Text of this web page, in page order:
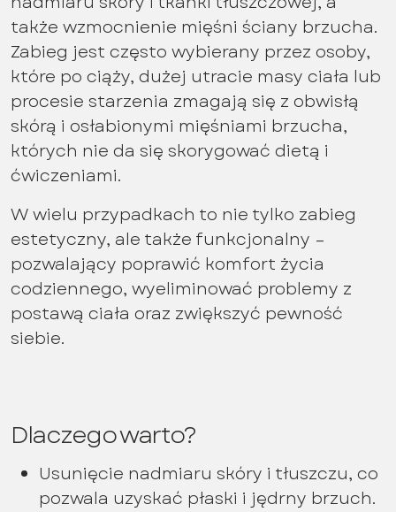
także wzmocnienie mięśni ściany brzucha.
Zabieg jest często wybierany przez osoby,
które po ciąży, dużej utracie masy ciała lub
procesie starzenia zmagają się z obwisłą
skórą i osłabionymi mięśniami brzucha,
których nie da się skorygować dietą i
ćwiczeniami.
W wielu przypadkach to nie tylko zabieg
estetyczny, ale także funkcjonalny –
pozwalający poprawić komfort życia
codziennego, wyeliminować problemy z
postawą ciała oraz zwiększyć pewność
siebie.
Dlaczego warto?
Usunięcie nadmiaru skóry i tłuszczu, co
pozwala uzyskać płaski i jędrny brzuch.